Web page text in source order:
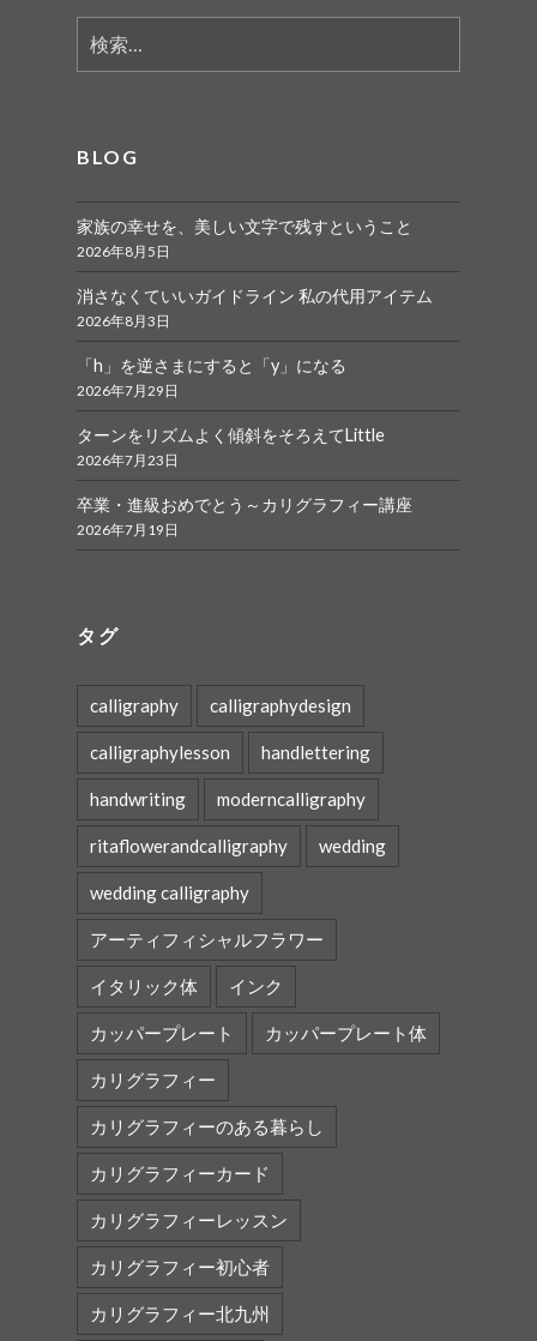
索:
BLOG
家族の幸せを、美しい文字で残すということ
2026年8月5日
消さなくていいガイドライン 私の代用アイテム
2026年8月3日
「h」を逆さまにすると「y」になる
2026年7月29日
ターンをリズムよく傾斜をそろえてLittle
2026年7月23日
卒業・進級おめでとう～カリグラフィー講座
2026年7月19日
タグ
calligraphy calligraphydesign
calligraphylesson handlettering
handwriting moderncalligraphy
ritaflowerandcalligraphy wedding
wedding calligraphy
アーティフィシャルフラワー
イタリック体 インク
カッパープレート カッパープレート体
カリグラフィー
カリグラフィーのある暮らし
カリグラフィーカード
カリグラフィーレッスン
カリグラフィー初心者
カリグラフィー北九州